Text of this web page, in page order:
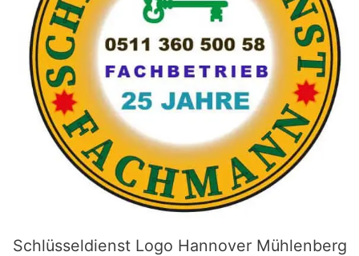
Schlüsseldienst Logo Hannover Mühlenberg